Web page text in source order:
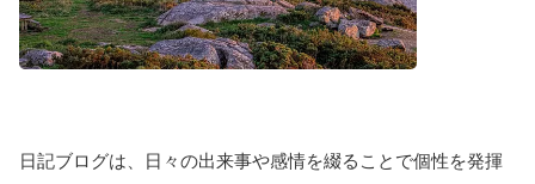
日記ブログは、日々の出来事や感情を綴ることで個性を発揮